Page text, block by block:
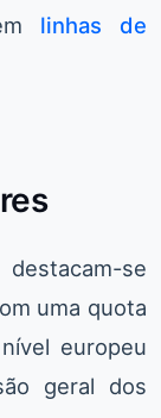
linhas de
se
uma quota
europeu
geral dos